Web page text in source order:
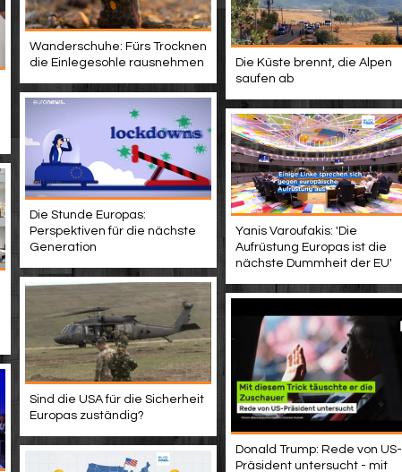
Wanderschuhe: Fürs Trocknen
die Einlegesohle rausnehmen
Die Küste brennt, die Alpen
saufen ab
Die Stunde Europas:
Perspektiven für die nächste
Generation
Yanis Varoufakis: 'Die
Aufrüstung Europas ist die
nächste Dummheit der EU'
Sind die USA für die Sicherheit
Europas zuständig?
Donald Trump: Rede von US-
Präsident untersucht - mit